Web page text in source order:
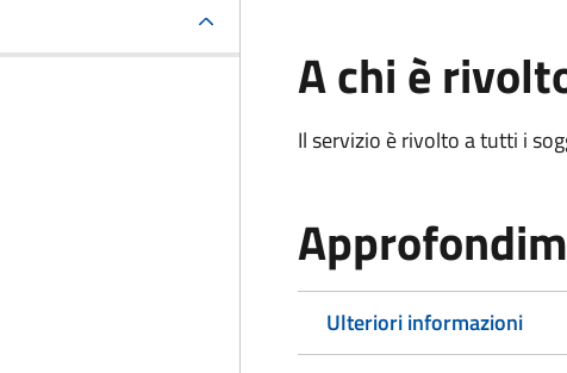
A chi è
Il servizio è rivolto a tutti i
Ulteriori informazioni